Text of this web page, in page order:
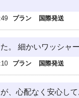
プラン 国際発送
。 細かいワッシャ
プラン 国際発送
、心配なく安心し